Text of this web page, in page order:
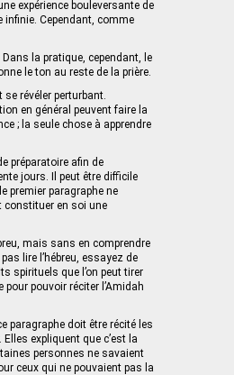
expérience bouleversante de
infinie. Cependant, comme
la pratique, cependant, le
le ton au reste de la prière.
révéler perturbant.
en général peuvent faire la
; la seule chose à apprendre
préparatoire afin de
jours. Il peut être difficile
premier paragraphe ne
constituer en soi une
mais sans en comprendre
lire l’hébreu, essayez de
spirituels que l’on peut tirer
pour pouvoir réciter l’Amidah
paragraphe doit être récité les
expliquent que c’est la
personnes ne savaient
ceux qui ne pouvaient pas la